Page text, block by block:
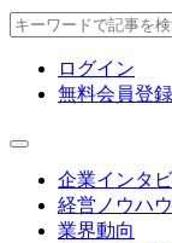
ログイン
無料会員登録
企業インタ
経営ノウハウ
業界動向